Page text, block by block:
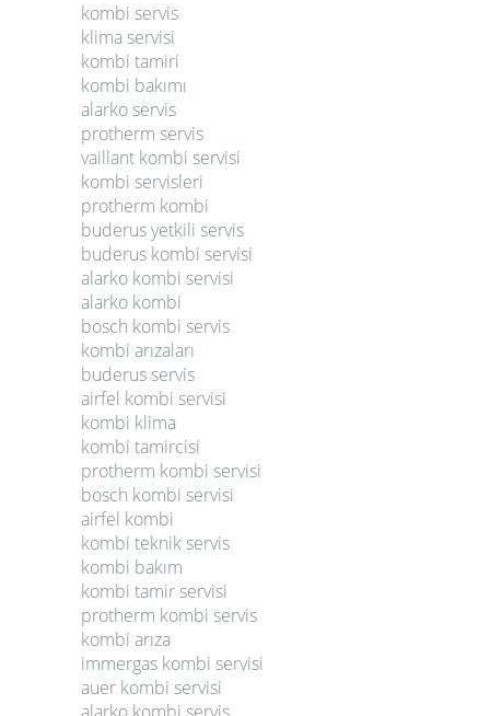
kombi servis
klima servisi
kombi tamiri
kombi bakımı
alarko servis
protherm servis
vaillant kombi servisi
kombi servisleri
protherm kombi
buderus yetkili servis
buderus kombi servisi
alarko kombi servisi
alarko kombi
bosch kombi servis
kombi arızaları
buderus servis
airfel kombi servisi
kombi klima
kombi tamircisi
protherm kombi servisi
bosch kombi servisi
airfel kombi
kombi teknik servis
kombi bakım
kombi tamir servisi
protherm kombi servis
kombi arıza
immergas kombi servisi
auer kombi servisi